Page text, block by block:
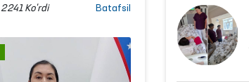
imzolandi
nuqtasi” OAV haftaligi
ishonchli media” xalqaro
konferensiyasi o‘tkazildi.
2241 Ko'rdi Batafsil